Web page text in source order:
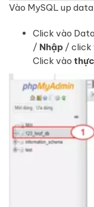
Vào MySQL up
Click vào
/ Nhập / click
Click vào